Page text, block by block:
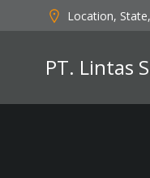
to
Location,
PT. Lintas